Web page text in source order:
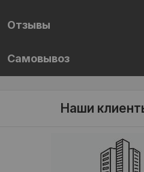
Отзывы
Самовывоз
Наши